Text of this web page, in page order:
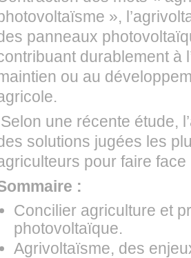
»,
panneaux
durablement à
ou au
Selon une récente étude,
solutions jugées les
pour faire
:
Concilier agriculture et
photovoltaïque.
Agrivoltaïsme, des